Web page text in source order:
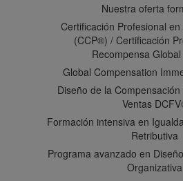
Nuestra oferta
Certificación Profesional
(CCP®) / Certificación
Recompensa
Global Compensation
Diseño de la
Ventas
Formación intensiva en
Retributiva
Programa avanzado en
Organizativa